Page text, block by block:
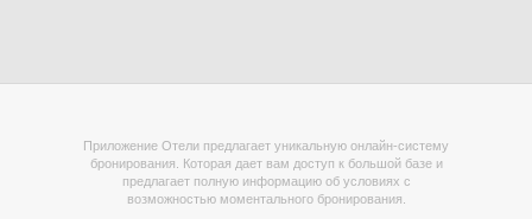
Приложение Отели предлагает уникальную онлайн-систему
бронирования. Которая дает вам доступ к большой базе и
предлагает полную информацию об условиях с
возможностью моментального бронирования.